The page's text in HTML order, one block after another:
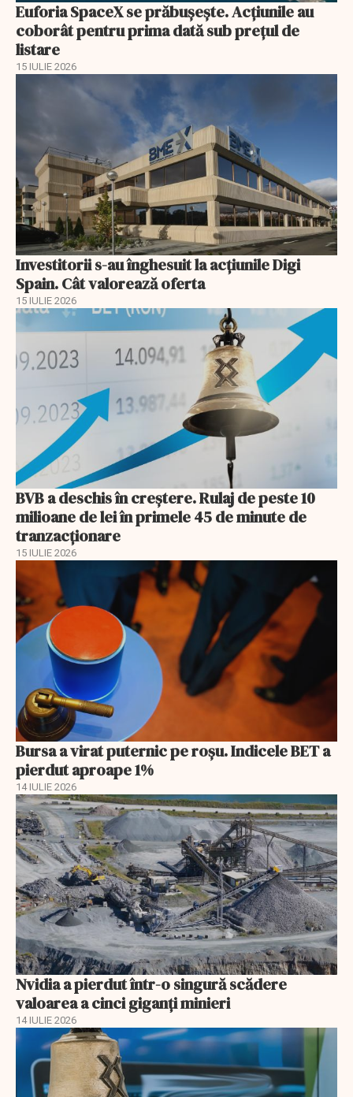
Euforia SpaceX se prăbușește. Acțiunile au
coborât pentru prima dată sub prețul de
listare
15 IULIE 2026
Investitorii s-au înghesuit la acțiunile Digi
Spain. Cât valorează oferta
15 IULIE 2026
BVB a deschis în creştere. Rulaj de peste 10
milioane de lei în primele 45 de minute de
tranzacționare
15 IULIE 2026
Bursa a virat puternic pe roșu. Indicele BET a
pierdut aproape 1%
14 IULIE 2026
Nvidia a pierdut într-o singură scădere
valoarea a cinci giganți minieri
14 IULIE 2026